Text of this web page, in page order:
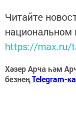
Читайте
https://max.ru/
Хәзер Арча һәм
безнеңTelegram-